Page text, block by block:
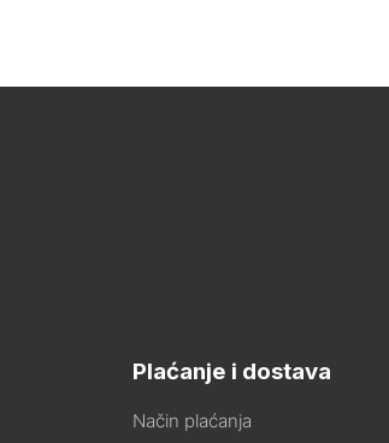
Plaćanje i dostava
Način plaćanja